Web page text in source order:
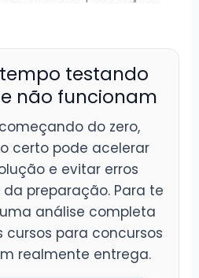
testando
não funcionam
do zero,
certo pode acelerar
e evitar erros
preparação. Para te
análise completa
cursos para concursos
realmente entrega.